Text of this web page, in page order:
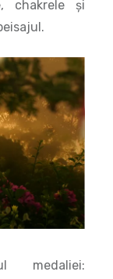
chakrele și
medaliei: